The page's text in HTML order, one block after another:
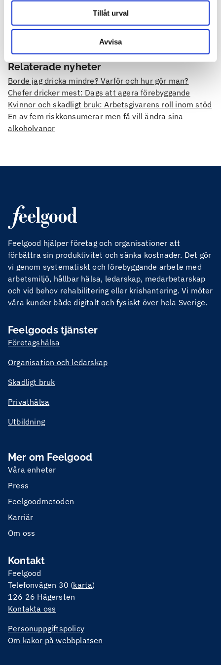
Tillåt urval
Avvisa
Relaterade nyheter
Borde jag dricka mindre? Varför och hur gör man?
Chefer dricker mest: Dags att agera förebyggande
Kvinnor och skadligt bruk: Arbetsgivarens roll inom stöd
En av fem riskkonsumerar men få vill ändra sina
alkoholvanor
Feelgood hjälper företag och organisationer att
förbättra sin produktivitet och sänka kostnader. Det gör
vi genom systematiskt och förebyggande arbete med
arbetsmiljö, hållbar hälsa, ledarskap, medarbetarskap
och vid behov rehabilitering eller krishantering. Vi möter
våra kunder både digitalt och fysiskt över hela Sverige.
Feelgoods tjänster
Företagshälsa
Organisation och ledarskap
Skadligt bruk
Privathälsa
Utbildning
Mer om Feelgood
Våra enheter
Press
Feelgoodmetoden
Karriär
Om oss
Kontakt
Feelgood
Telefonvägen 30 (karta)
126 26 Hägersten
Kontakta oss
Personuppgiftspolicy
Om kakor på webbplatsen